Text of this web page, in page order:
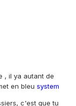
, il ya autant de
en bleu system
c'est que tu